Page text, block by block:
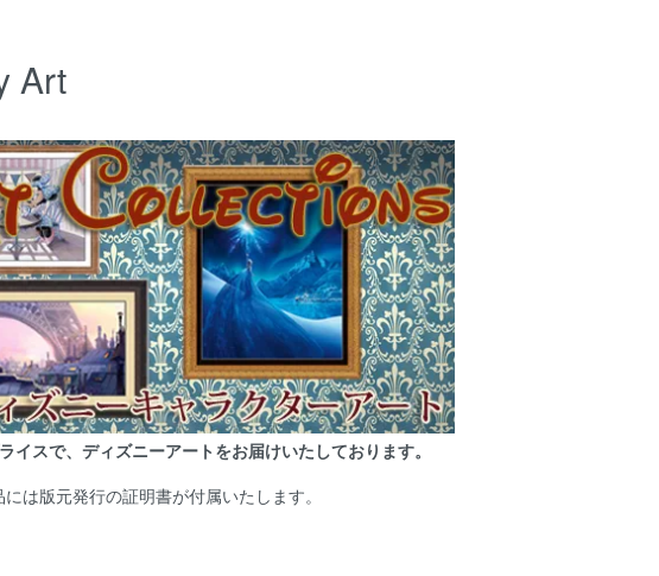
Art
スで、ディズニーアートをお届けいたしております。
は版元発行の証明書が付属いたします。